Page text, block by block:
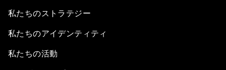
私たちのストラテジー
私たちのアイデンティティ
私たちの活動